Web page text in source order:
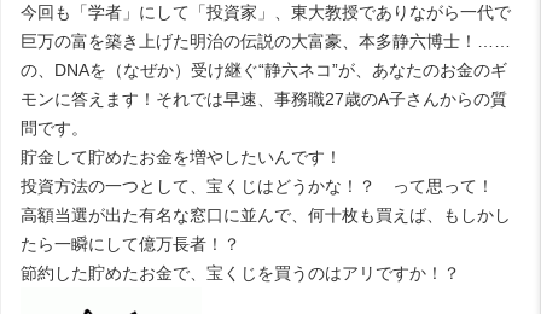
今回も「学者」にして「投資家」、東大教授でありながら一代で
巨万の富を築き上げた明治の伝説の大富豪、本多静六博士！……
の、DNAを（なぜか）受け継ぐ“静六ネコ”が、あなたのお金のギ
モンに答えます！それでは早速、事務職27歳のA子さんからの質
問です。
貯金して貯めたお金を増やしたいんです！
投資方法の一つとして、宝くじはどうかな！？ って思って！
高額当選が出た有名な窓口に並んで、何十枚も買えば、もしかし
たら一瞬にして億万長者！？
節約した貯めたお金で、宝くじを買うのはアリですか！？